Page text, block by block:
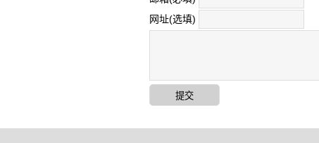
网址(选填)